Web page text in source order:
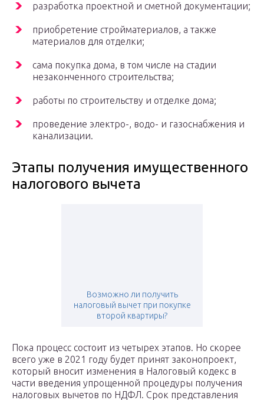
разработка проектной и сметной документации;
приобретение стройматериалов, а также
материалов для отделки;
сама покупка дома, в том числе на стадии
незаконченного строительства;
работы по строительству и отделке дома;
проведение электро-, водо- и газоснабжения и
канализации.
Этапы получения имущественного
налогового вычета
Возможно ли получить
налоговый вычет при покупке
второй квартиры?
Пока процесс состоит из четырех этапов. Но скорее
всего уже в 2021 году будет принят законопроект,
который вносит изменения в Налоговый кодекс в
части введения упрощенной процедуры получения
налоговых вычетов по НДФЛ. Срок представления